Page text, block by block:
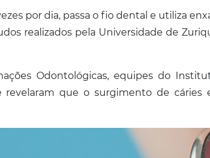
por dia, passa o fio dental e utiliza
realizados pela Universidade de
Odontológicas, equipes do
que o surgimento de cáries